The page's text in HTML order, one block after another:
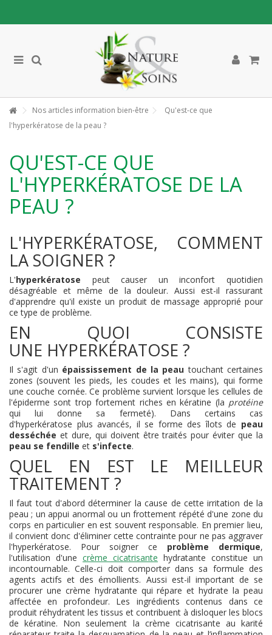
Nos articles information bien-être
Qu'est-ce que
l'hyperkératose de la peau ?
QU'EST-CE QUE
L'HYPERKÉRATOSE DE LA
PEAU ?
L'HYPERKÉRATOSE, COMMENT
LA SOIGNER ?
L'hyperkératose peut causer un inconfort quotidien
désagréable et même de la douleur. Aussi est-il rassurant
d'apprendre qu'il existe un produit de massage approprié pour
ce type de problème.
EN QUOI CONSISTE
UNE HYPERKÉRATOSE ?
Il s'agit d'un épaississement de la peau touchant certaines
zones (souvent les pieds, les coudes et les mains), qui forme
une couche cornée. Ce problème survient lorsque les cellules de
l'épiderme sont trop fortement riches en kératine (la protéine
qui lui donne sa fermeté). Dans certains cas
d'hyperkératose plus avancés, il se forme des îlots de peau
desséchée et dure, qui doivent être traités pour éviter que la
peau se fendille et s'infecte.
QUEL EN EST LE MEILLEUR
TRAITEMENT ?
Il faut tout d'abord déterminer la cause de cette irritation de la
peau ; un appui anormal ou un frottement répété d'une zone du
corps en particulier en est souvent responsable. En premier lieu,
il convient donc d'éliminer cette contrainte pour ne pas aggraver
l'hyperkératose. Pour soigner ce problème dermique,
l'utilisation d'une crème cicatrisante hydratante constitue un
incontournable. Celle-ci doit comporter dans sa formule des
agents actifs et des émollients. Aussi est-il important de se
procurer une crème hydratante qui répare et hydrate la peau
affectée en profondeur. Les ingrédients contenus dans ce
produit réhydratent les tissus et contribuent à disloquer les blocs
de kératine. Non seulement la crème cicatrisante au karité